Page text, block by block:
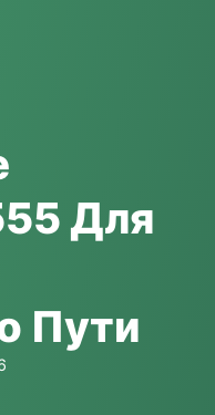
Для
Пути